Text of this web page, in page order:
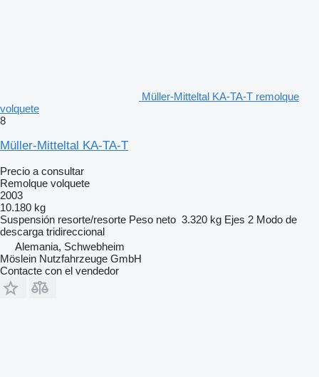
Müller-Mitteltal KA-TA-T remolque
volquete
8
Müller-Mitteltal KA-TA-T
Precio a consultar
Remolque volquete
2003
10.180 kg
Suspensión resorte/resorte Peso neto 3.320 kg Ejes 2 Modo de
descarga tridireccional
Alemania, Schwebheim
Möslein Nutzfahrzeuge GmbH
Contacte con el vendedor